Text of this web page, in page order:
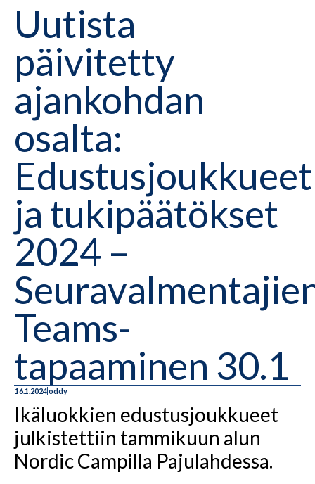
Uutista
päivitetty
ajankohdan
osalta:
Edustusjoukkueet
ja tukipäätökset
2024 –
Teams-
tapaaminen 30.1
16.1.2024oddy
Ikäluokkien edustusjoukkueet
julkistettiin tammikuun alun
Nordic Campilla Pajulahdessa.